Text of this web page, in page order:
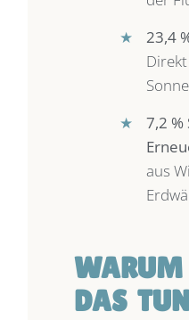
★
23,4
★
7,2 %
aus
DAS